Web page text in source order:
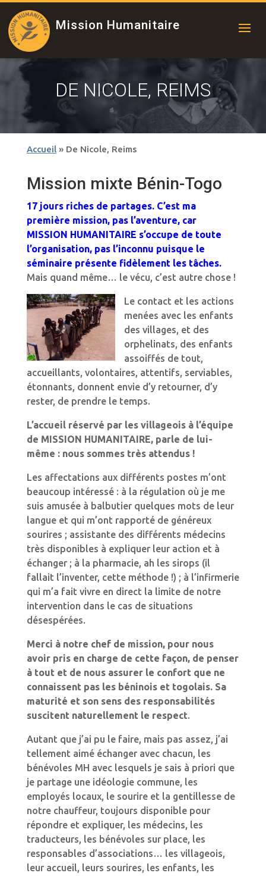
Mission Humanitaire
DE NICOLE, REIMS
Accueil» De Nicole, Reims
Mission mixte Bénin-Togo
17 jours riches de partages. C’est ma
première mission, pas l’aventure, car
MISSION HUMANITAIRE s’occupe de toute
l’organisation, pas l’inconnu puisque le
séminaire présente fidèlement les tâches.
Mais quand même… le vécu, c’est autre chose !
Le contact et les actions
menées avec les enfants
des villages, et des
orphelinats, des enfants
assoiffés de tout,
accueillants, volontaires, attentifs, serviables,
étonnants, donnent envie d’y retourner, d’y
rester, de prendre le temps.
L’accueil réservé par les villageois à l’équipe
de MISSION HUMANITAIRE, parle de lui-
même : nous sommes très attendus !
Les affectations aux différents postes m’ont
beaucoup intéressé : à la régulation où je me
suis amusée à balbutier quelques mots de leur
langue et qui m’ont rapporté de généreux
sourires ; assistante des différents médecins
très disponibles à expliquer leur action et à
échanger ; à la pharmacie, ah les sirops (il
fallait l’inventer, cette méthode !) ; à l’infirmerie
qui m’a fait vivre en direct la limite de notre
intervention dans le cas de situations
désespérées.
Merci à notre chef de mission, pour nous
avoir pris en charge de cette façon, de penser
à tout et de nous assurer le confort que ne
connaissent pas les béninois et togolais. Sa
maturité et son sens des responsabilités
suscitent naturellement le respect.
Autant que j’ai pu le faire, mais pas assez, j’ai
tellement aimé échanger avec chacun, les
bénévoles MH avec lesquels je sais à priori que
je partage une idéologie commune, les
employés locaux, le sourire et la gentillesse de
notre chauffeur, toujours disponible pour
répondre et expliquer, les médecins, les
traducteurs, les bénévoles sur place, les
responsables d’associations… les villageois,
leur accueil, leurs sourires, les enfants, les